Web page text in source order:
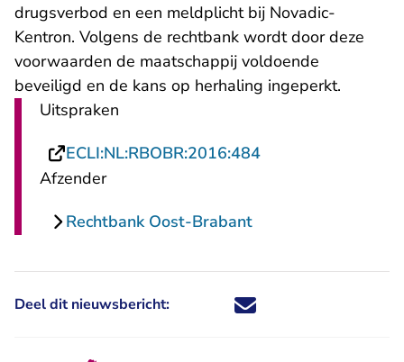
drugsverbod en een meldplicht bij Novadic-
Kentron. Volgens de rechtbank wordt door deze
voorwaarden de maatschappij voldoende
beveiligd en de kans op herhaling ingeperkt.
Uitspraken
ECLI:NL:RBOBR:2016:484- U verlaat
Afzender
Rechtbank Oost-Brabant
Deel dit nieuwsbericht: Deel dit nieuwsbericht via X -
Deel dit nieuwsbericht via
Deel dit nieuwsbericht
Deel dit